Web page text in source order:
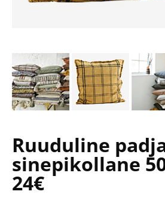
Ruuduline
sinepikollane
24€